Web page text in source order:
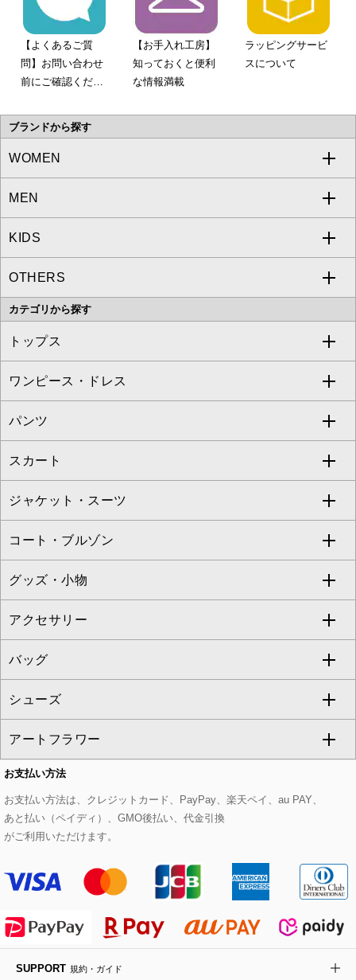
【よくあるご質
問】お問い合わせ
前にご確認くださ
【お手入れ工房】
知っておくと便利
な情報満載
ラッピングサービ
スについて
ブランドから探す
WOMEN
a.v.v
MICHEL KLEIN
MK MICHEL KLEIN
OFUON le MK
eur3
Maison de CINQ
MK MICHEL KLEIN BAG
HIROKO KOSHINO
MEN
a.v.v
MICHEL KLEIN HOMME
MK MICHEL KLEIN HOMME
KIDS
a.v.v
OTHERS
MK MICHEL KLEIN BAG
カテゴリから探す
トップス
すべてのトップス
カットソー・Tシャツ
ブラウス・シャツ
ニット・セーター
カーディガン
アンサンブルセット
ベスト・ジレ
パーカー
タンクトップ・キャミソール
スウェット・ジャージー
その他のトップス
ワンピース・ドレス
すべてのワンピース・ドレス
ワンピース
ドレス
チュニック
ジャンパースカート
その他のワンピース・ドレス
パンツ
すべてのパンツ
フルレングスパンツ
クロップド・半端丈パンツ
ガウチョ・ワイドパンツ
ハーフ・ショート丈パンツ
サロペット・オールインワン
その他のパンツ
スカート
すべてのスカート
ロング・マキシ丈スカート
ひざ丈スカート
ミモレ丈スカート
ショート・ミニ丈スカート
その他のスカート
ジャケット・スーツ
すべてのジャケット・スーツ
テーラードジャケット
ノーカラージャケット
セットアップ
セットアップジャケット
セットアップパンツ
セットアップスカート
セットアップワンピース
コート・ブルゾン
すべてのコート・ブルゾン
トレンチコート
ピーコート
ダッフルコート
チェスターコート
モッズコート
ステンカラーコート
ライダースジャケット
デニムジャケット
グッズ・小物
すべてのグッズ・小物
マスク
ストール・マフラー・スヌード
ベルト・サスペンダー
帽子
ヘアアクセサリー
ハンカチ・バンダナ
手袋
アクセサリー
すべてのアクセサリー
ネックレス
ピアス・イヤリング
ブレスレット・バングル
ブローチ・コサージュ
バッグ
すべてのバッグ
トートバッグ
ショルダーバッグ
ボストンバッグ
バックパック・リュック
ボディバッグ・メッセンジャーバッグ
シューズ
すべてのシューズ
パンプス
スニーカー
フラットシューズ
ローファー
アートフラワー
すべてのアートフラワー
ローズ
カサブランカ・カラー
ラナンキュラス
お支払い方法
お支払い方法は、クレジットカード、PayPay、楽天ペイ、au PAY、
あと払い（ペイディ）、GMO後払い、代金引換
がご利用いただけます。
SUPPORT 規約・ガイド